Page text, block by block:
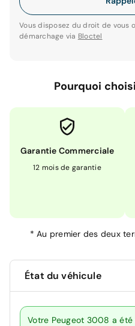
Vous disposez du droit de vous
démarchage via Bloctel
Pourquoi
Garantie Commerciale
12 mois de garantie
*Au premier des deux
État du véhicule
Votre Peugeot 3008 a